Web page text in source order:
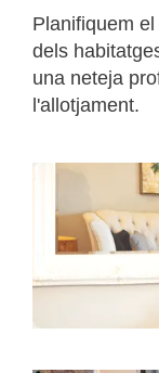
Planifiquem
dels
una neteja
l'allotjament.